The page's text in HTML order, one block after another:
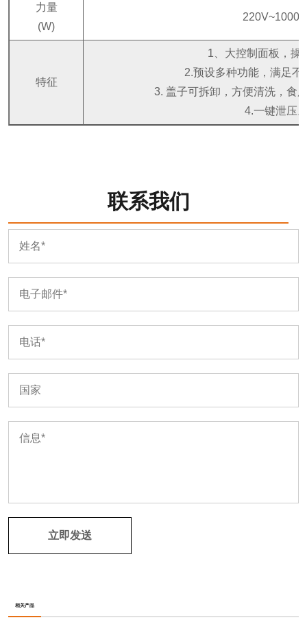
力量
(W)
特征
1、大控制面板，操
2.预设多种功能，满足不
3. 盖子可拆卸，方便清洗，食
4.一键泄压
联系我们
相关产品